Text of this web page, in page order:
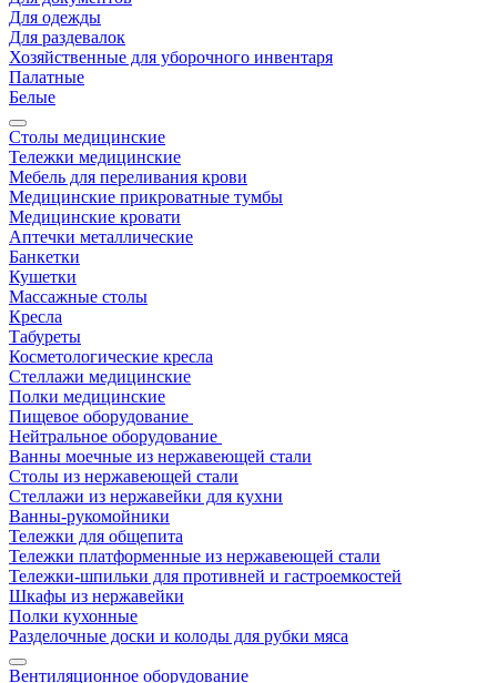
Для одежды
Для раздевалок
Хозяйственные для уборочного инвентаря
Палатные
Белые
Столы медицинские
Тележки медицинские
Мебель для переливания крови
Медицинские прикроватные тумбы
Медицинские кровати
Аптечки металлические
Банкетки
Кушетки
Массажные столы
Кресла
Табуреты
Косметологические кресла
Стеллажи медицинские
Полки медицинские
Пищевое оборудование
Нейтральное оборудование
Ванны моечные из нержавеющей стали
Столы из нержавеющей стали
Стеллажи из нержавейки для кухни
Ванны-рукомойники
Тележки для общепита
Тележки платформенные из нержавеющей стали
Тележки-шпильки для противней и гастроемкостей
Шкафы из нержавейки
Полки кухонные
Разделочные доски и колоды для рубки мяса
Вентиляционное оборудование